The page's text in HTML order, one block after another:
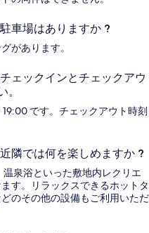
車場はありますか ?
があります。
ェックインとチェックアウ
。
です。チェックアウト時刻
隣では何を楽しめますか ?
泉浴といった敷地内レクリエ
す。リラックスできるホットタ
のその他の設備もご利用いただ